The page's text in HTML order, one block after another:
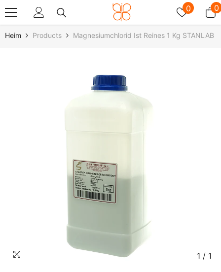
0 00
Heim Products Magnesiumchlorid Ist Reines 1 Kg STANLAB
1 / 1